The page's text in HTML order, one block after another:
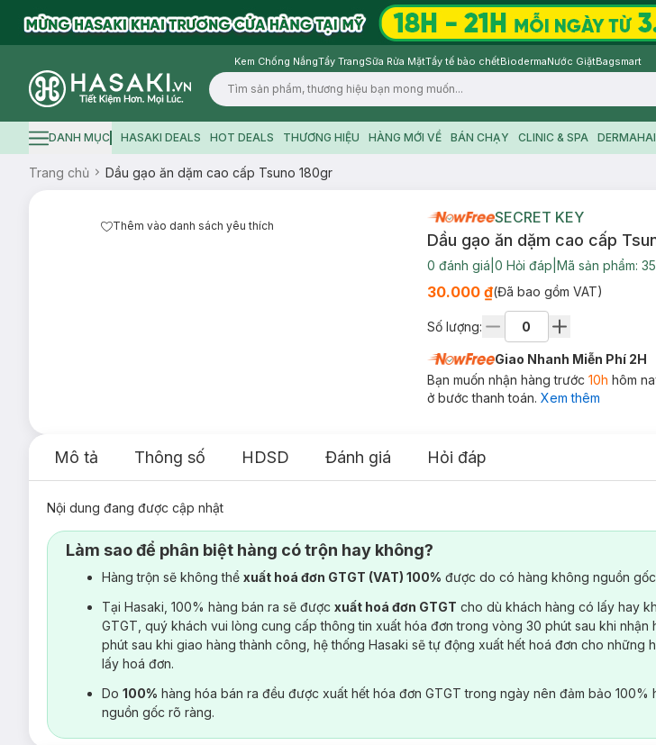
Kem Chống NắngTẩy TrangSữa Rửa MặtTẩy tế bào chếtBiodermaNước GiặtBagsmart
Logo
Hamburger icon
DANH MỤC HASAKI DEALS HOT DEALS THƯƠNG HIỆU HÀNG MỚI VỀ BÁN CHẠY CLINIC & SPA
Trang chủ Dầu gạo ăn dặm cao cấp Tsuno 180gr
Thêm vào danh sách yêu thích SECRET KEY
Dầu gạo ăn dặm cao cấp
0 đánh giá 0 Hỏi đáp Mã sản phẩm:
30.000 ₫(Đã bao gồm VAT)
Số lượng:
Giao Nhanh Miễn Phí 2H
Bạn muốn nhận hàng trước 10h hôm
ở bước thanh toán. Xem thêm
Mô tả Thông số HDSD Đánh giá Hỏi đáp
Nội dung đang được cập nhật
Làm sao để phân biệt hàng có trộn hay không?
Hàng trộn sẽ không thể xuất hoá đơn GTGT (VAT) 100% được do có hàng không nguồn
Tại Hasaki, 100% hàng bán ra sẽ được xuất hoá đơn GTGT cho dù khách hàng có lấy hay
GTGT, quý khách vui lòng cung cấp thông tin xuất hóa đơn trong vòng 30 phút sau khi nhận
phút sau khi giao hàng thành công, hệ thống Hasaki sẽ tự động xuất hết hoá đơn cho những
lấy hoá đơn.
Do 100% hàng hóa bán ra đều được xuất hết hóa đơn GTGT trong ngày nên đảm bảo 100%
nguồn gốc rõ ràng.